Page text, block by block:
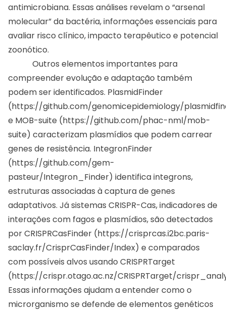
antimicrobiana. Essas análises revelam o “arsenal
molecular” da bactéria, informações essenciais para
avaliar risco clínico, impacto terapêutico e potencial
zoonótico.
Outros elementos importantes para
compreender evolução e adaptação também
podem ser identificados. PlasmidFinder
(https://github.com/genomicepidemiology/
e MOB-suite (https://github.com/phac-nml/mob-
suite) caracterizam plasmídios que podem carrear
genes de resistência. IntegronFinder
(https://github.com/gem-
pasteur/Integron_Finder) identifica integrons,
estruturas associadas à captura de genes
adaptativos. Já sistemas CRISPR-Cas, indicadores de
interações com fagos e plasmídios, são detectados
por CRISPRCasFinder (https://crisprcas.i2bc.paris-
saclay.fr/CrisprCasFinder/Index) e comparados
com possíveis alvos usando CRISPRTarget
(https://crispr.otago.ac.nz/CRISPRTarget/
Essas informações ajudam a entender como o
microrganismo se defende de elementos genéticos